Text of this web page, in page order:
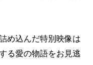
め込んだ特別映像は
る愛の物語をお見逃